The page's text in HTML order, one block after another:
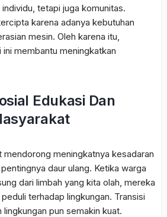
tetapi juga komunitas.
karena adanya kebutuhan
mesin. Oleh karena itu,
membantu meningkatkan
Edukasi Dan
meningkatnya kesadaran
daur ulang. Ketika warga
dari limbah yang kita olah, mereka
terhadap lingkungan. Transisi
lingkungan pun semakin kuat.